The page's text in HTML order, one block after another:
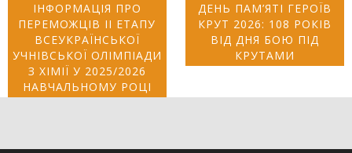
ІНФОРМАЦІЯ ПРО
ПЕРЕМОЖЦІВ ІІ ЕТАПУ
ВСЕУКРАЇНСЬКОЇ
УЧНІВСЬКОЇ ОЛІМПІАДИ
З ХІМІЇ У 2025/2026
НАВЧАЛЬНОМУ РОЦІ
ДЕНЬ ПАМ’ЯТІ ГЕРОЇВ
КРУТ 2026: 108 РОКІВ
ВІД ДНЯ БОЮ ПІД
КРУТАМИ